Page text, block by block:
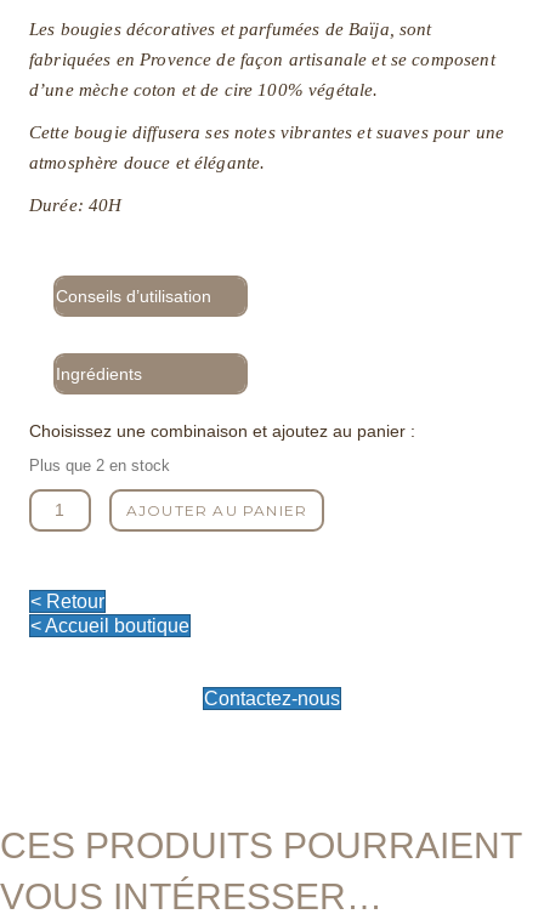
Les bougies décoratives et parfumées de Baïja, sont
fabriquées en Provence de façon artisanale et se composent
d’une mèche coton et de cire 100% végétale.
Cette bougie diffusera ses notes vibrantes et suaves pour une
atmosphère douce et élégante.
Durée: 40H
Conseils d’utilisation
Ingrédients
Choisissez une combinaison et ajoutez au panier :
Plus que 2 en stock
quantité
de
Délirium
Floral
AJOUTER AU PANIER
< Retour
< Accueil boutique
Contactez-nous
CES PRODUITS POURRAIENT
VOUS INTÉRESSER…